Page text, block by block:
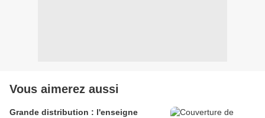
Vous aimerez aussi
Grande distribution : l'enseigne